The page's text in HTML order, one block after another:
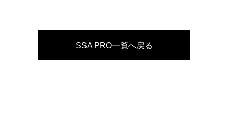
SSA PRO一覧へ戻る